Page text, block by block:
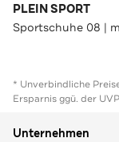
PLEIN SPORT
Sportschuhe 08 |
* Unverbindliche
Ersparnis ggü. der
Unternehmen